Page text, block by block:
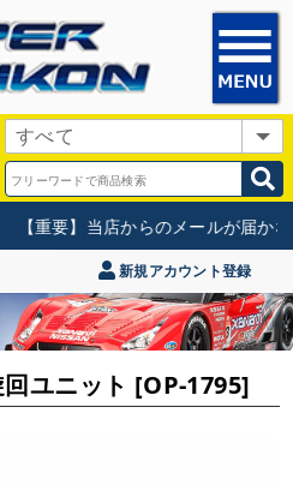
【重要】当店からのメールが届かな
新規アカウント登録
ユニット [OP-1795]